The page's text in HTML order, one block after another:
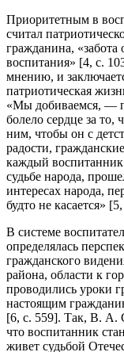
Приоритетным в
считал
гражданина, «забота
воспитания» [4, с.
мнению, и
патриотическая
«Мы добиваемся, —
болело сердце за то,
ним, чтобы он с
радости,
каждый
судьбе народа,
интересах народа,
будто не касается»
В системе
определялась
гражданского
района, области к
проводились уроки
настоящим
[6, с. 559]. Так, В. А.
что воспитанник
живет судьбой